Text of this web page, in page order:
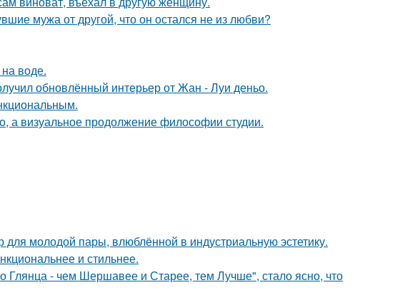
мужа от другой, что он остался не из любви?
воде.
обновлённый интерьер от Жан - Луи деньо.
а визуальное продолжение философии студии.
молодой пары, влюблённой в индустриальную эстетику.
и стильнее.
Глянца - чем Шершавее и Старее, тем Лучше", стало ясно, что